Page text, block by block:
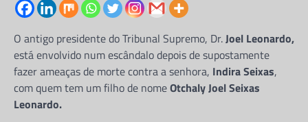
O antigo presidente do Tribunal Supremo, Dr.Joel Leonardo,
está envolvido num escândalo depois de supostamente
fazer ameaças de morte contra a senhora, Indira Seixas,
com quem tem um filho de nomeOtchaly Joel Seixas
Leonardo.